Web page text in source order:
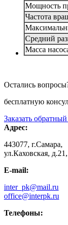
Мощность
Частота
Средний
Масса
Остались
бесплатную
Заказать
Адрес:
443077, г.Самара,
ул.Каховская,
E-mail:
inter_pk@mail.ru
office@interpk.ru
Телефоны: